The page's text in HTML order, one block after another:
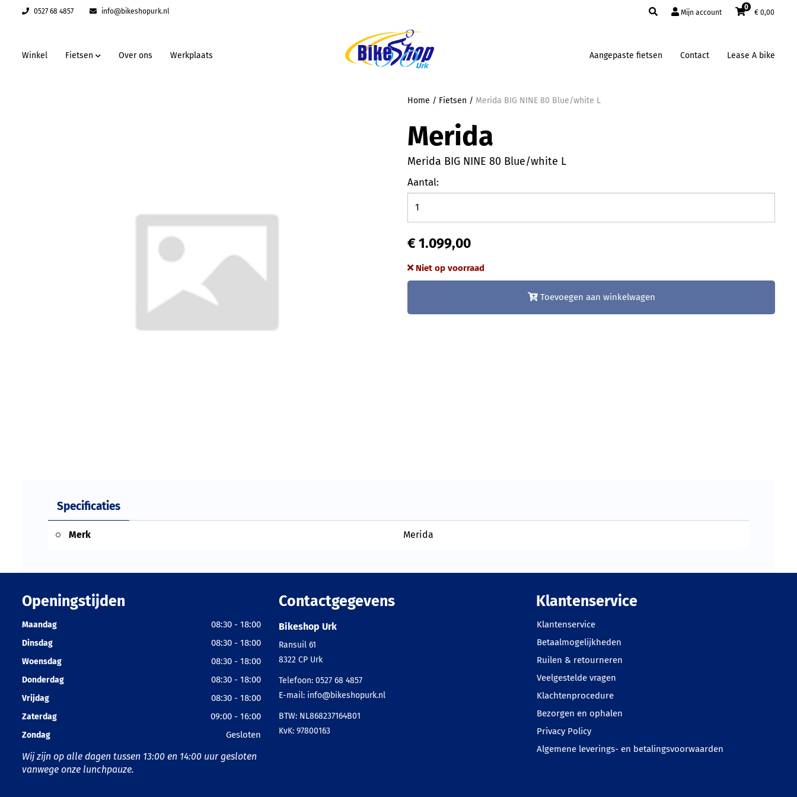
0527 68 4857 info@bikeshopurk.nl Mijn account
0
€ 0,00
Winkel Fietsen Over ons Werkplaats Aangepaste fietsen Contact Lease A bike
Home / Fietsen / Merida BIG NINE 80 Blue/white L
Merida
Merida BIG NINE 80 Blue/white L
Aantal:
€ 1.099,00
Niet op voorraad
Toevoegen aan winkelwagen
Specificaties
Merk Merida
Openingstijden
Maandag 08:30 - 18:00
Dinsdag 08:30 - 18:00
Woensdag 08:30 - 18:00
Donderdag 08:30 - 18:00
Vrijdag 08:30 - 18:00
Zaterdag 09:00 - 16:00
Zondag Gesloten
Wij zijn op alle dagen tussen 13:00 en 14:00 uur gesloten
vanwege onze lunchpauze.
Contactgegevens
Bikeshop Urk
Ransuil 61
8322 CP Urk
Telefoon:0527 68 4857
E-mail: info@bikeshopurk.nl
BTW: NL868237164B01
KvK: 97800163
Klantenservice
Klantenservice
Betaalmogelijkheden
Ruilen & retourneren
Veelgestelde vragen
Klachtenprocedure
Bezorgen en ophalen
Privacy Policy
Algemene leverings- en betalingsvoorwaarden